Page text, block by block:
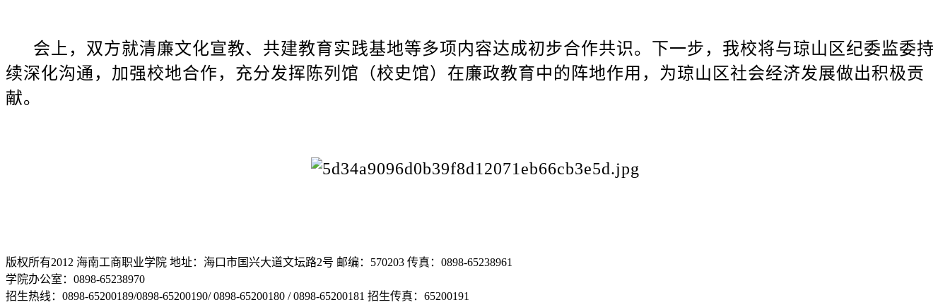
会上，双方就清廉文化宣教、共建教育实践基地等多项内容达成初步合作共识。下一步，我校将与琼山区纪委监委持
续深化沟通，加强校地合作，充分发挥陈列馆（校史馆）在廉政教育中的阵地作用，为琼山区社会经济发展做出积极贡
献。
版权所有2012 海南工商职业学院 地址：海口市国兴大道文坛路2号 邮编：570203 传真：0898-65238961
学院办公室：0898-65238970
招生热线：0898-65200189/0898-65200190/ 0898-65200180 / 0898-65200181 招生传真：65200191